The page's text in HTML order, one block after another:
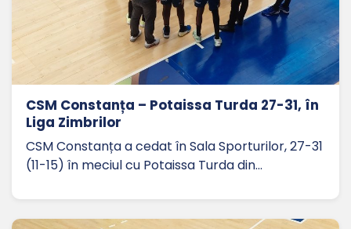
CSM Constanța – Potaissa Turda 27-31, în
Liga Zimbrilor
CSM Constanța a cedat în Sala Sporturilor, 27-31
(11-15) în meciul cu Potaissa Turda din…